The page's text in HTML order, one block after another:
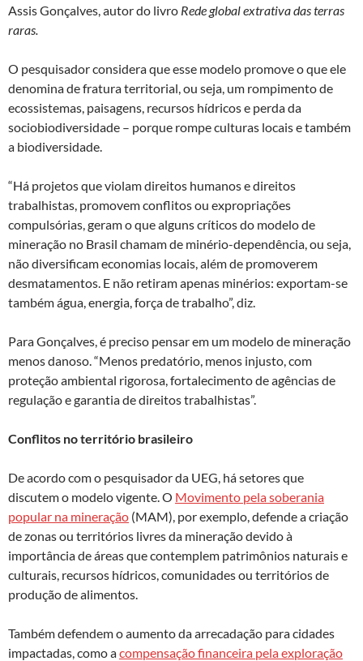
Assis Gonçalves, autor do livro Rede global extrativa das terras
raras.
O pesquisador considera que esse modelo promove o que ele
denomina de fratura territorial, ou seja, um rompimento de
ecossistemas, paisagens, recursos hídricos e perda da
sociobiodiversidade – porque rompe culturas locais e também
a biodiversidade.
“Há projetos que violam direitos humanos e direitos
trabalhistas, promovem conflitos ou expropriações
compulsórias, geram o que alguns críticos do modelo de
mineração no Brasil chamam de minério-dependência, ou seja,
não diversificam economias locais, além de promoverem
desmatamentos. E não retiram apenas minérios: exportam-se
também água, energia, força de trabalho”, diz.
Para Gonçalves, é preciso pensar em um modelo de mineração
menos danoso. “Menos predatório, menos injusto, com
proteção ambiental rigorosa, fortalecimento de agências de
regulação e garantia de direitos trabalhistas”.
Conflitos no território brasileiro
De acordo com o pesquisador da UEG, há setores que
discutem o modelo vigente. O Movimento pela soberania
popular na mineração (MAM), por exemplo, defende a criação
de zonas ou territórios livres da mineração devido à
importância de áreas que contemplem patrimônios naturais e
culturais, recursos hídricos, comunidades ou territórios de
produção de alimentos.
Também defendem o aumento da arrecadação para cidades
impactadas, como acompensação financeira pela exploração